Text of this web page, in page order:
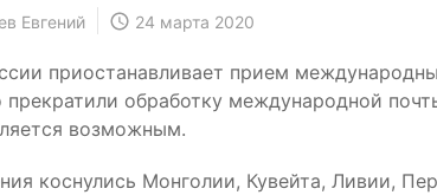
Евгений 24 марта 2020
приостанавливает прием
прекратили обработку международной
возможным.
коснулись Монголии, Кувейта, Ливии,